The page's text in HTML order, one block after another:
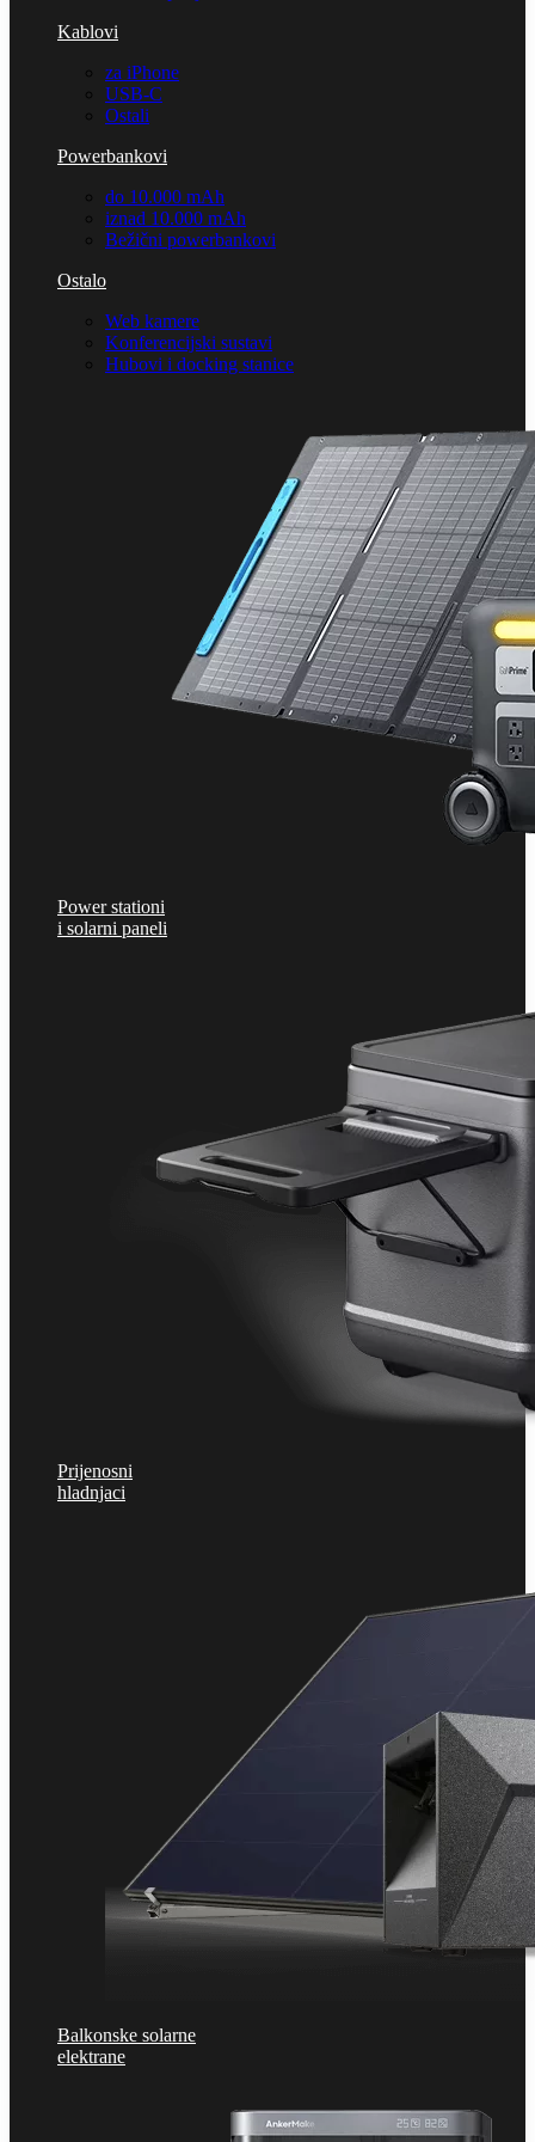
Kablovi
za iPhone
USB-C
Ostali
Powerbankovi
do 10.000 mAh
iznad 10.000 mAh
Bežični powerbankovi
Ostalo
Web kamere
Konferencijski sustavi
Hubovi i docking stanice
Power stationi
i solarni paneli
Prijenosni
hladnjaci
Balkonske solarne
elektrane